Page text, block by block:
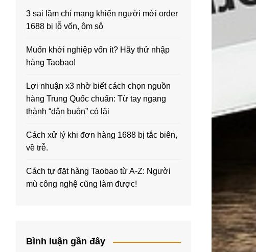
3 sai lầm chí mạng khiến người mới order
1688 bị lỗ vốn, ôm sô
Muốn khởi nghiệp vốn ít? Hãy thử nhập
hàng Taobao!
Lợi nhuận x3 nhờ biết cách chọn nguồn
hàng Trung Quốc chuẩn: Từ tay ngang
thành “dân buôn” có lãi
Cách xử lý khi đơn hàng 1688 bị tắc biên,
về trễ.
Cách tự đặt hàng Taobao từ A-Z: Người
mù công nghệ cũng làm được!
Bình luận gần đây